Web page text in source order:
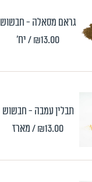
גראם מסאלה - חבשוש
₪13.00/ יח'
תבלין עמבה - חבשוש
₪13.00/ מארז